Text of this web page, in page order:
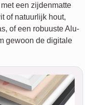
een zijdenmatte
of natuurlijk hout,
of een robuuste Alu-
gewoon de digitale